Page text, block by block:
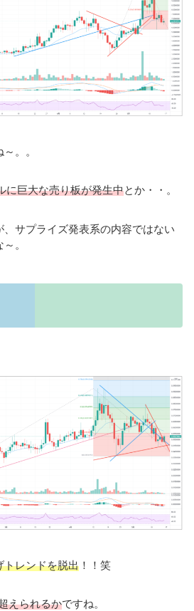
。。
に巨大な売り板が発生中とか・・。
、サプライズ発表系の内容ではない
。
トレンドを脱出 ！！笑
えられるかですね。